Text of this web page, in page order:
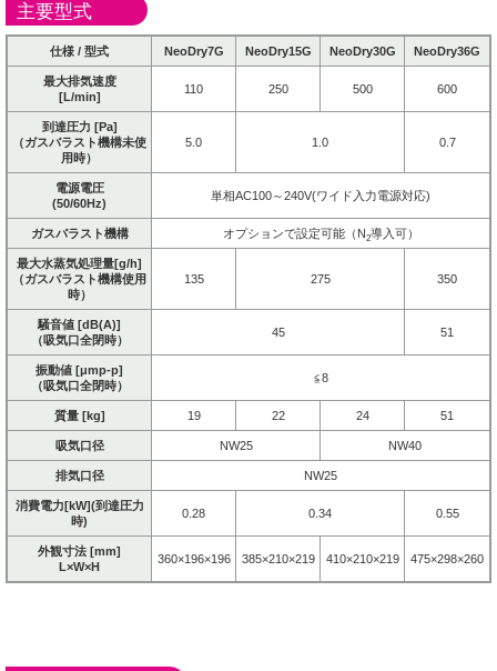
主要型式
仕様 / 型式 NeoDry7G NeoDry15G NeoDry30G NeoDry36G
最大排気速度
[L/min]
110 250 500 600
到達圧力 [Pa]
（ガスバラスト機構未使
用時）
5.0 1.0 0.7
電源電圧
(50/60Hz)
単相AC100～240V(ワイド入力電源対応)
ガスバラスト機構 オプションで設定可能（N2導入可）
最大水蒸気処理量[g/h]
（ガスバラスト機構使用
時）
135 275 350
騒音値 [dB(A)]
（吸気口全閉時）
45 51
振動値 [μmp-p]
（吸気口全閉時）
≦8
質量 [kg] 19 22 24 51
吸気口径 NW25 NW40
排気口径 NW25
消費電力[kW](到達圧力
時)
0.28 0.34 0.55
外観寸法 [mm]
L×W×H
360×196×196 385×210×219 410×210×219 475×298×260